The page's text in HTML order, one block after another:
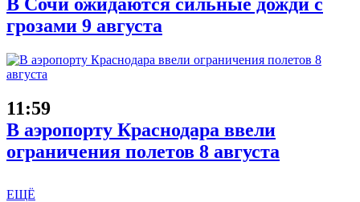
грозами 9 августа
11:59
В аэропорту Краснодара ввели
ограничения полетов 8 августа
ЕЩЁ